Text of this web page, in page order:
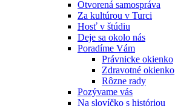
Otvorená samospráva
Za kultúrou v Turci
Hosť v štúdiu
Deje sa okolo nás
Poradíme Vám
Právnicke okienko
Zdravotné okienko
Rôzne rady
Pozývame vás
Na slovíčko s históriou